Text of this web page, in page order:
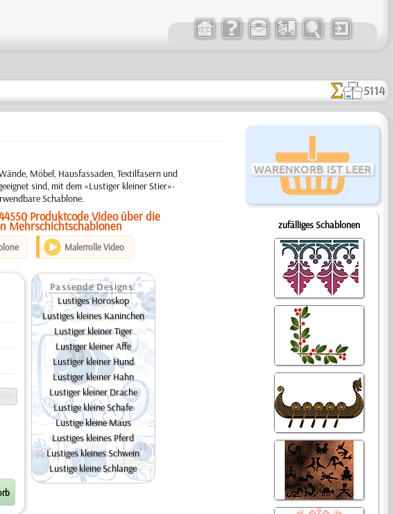
5114
WARENKORB IST LEER
zufälliges Schablonen
Möbel, Hausfassaden, Textilfasern und
sind, mit dem «Lustiger kleiner Stier»-
Schablone.
Produktcode Video über die
Mehrschichtschablonen
Malerrolle Video
Passende Designs:
Lustiges Horoskop
Lustiges kleines Kaninchen
Lustiger kleiner Tiger
Lustiger kleiner Affe
Lustiger kleiner Hund
Lustiger kleiner Hahn
Lustiger kleiner Drache
Lustige kleine Schafe
Lustige kleine Maus
Lustiges kleines Pferd
Lustiges kleines Schwein
Lustige kleine Schlange